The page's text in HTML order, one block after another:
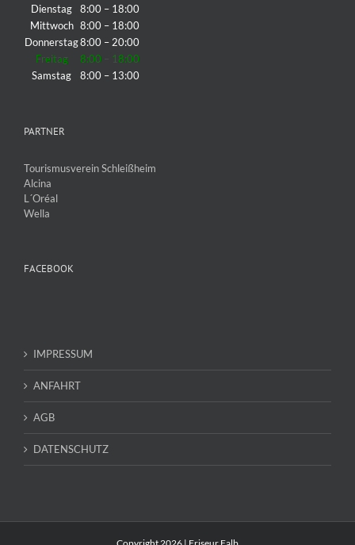
Dienstag
8:00 – 18:00
Mittwoch 8:00 – 18:00
Donnerstag8:00 – 20:00
Freitag
8:00 – 18:00
Samstag
8:00 – 13:00
PARTNER
Tourismusverein Schleißheim
Alcina
L´Oréal
Wella
FACEBOOK
IMPRESSUM
ANFAHRT
AGB
DATENSCHUTZ